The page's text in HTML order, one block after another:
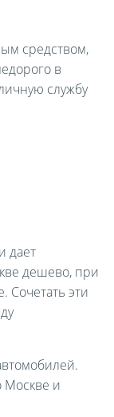
средством,
в
службу
дает
дешево, при
Сочетать эти
Москве и